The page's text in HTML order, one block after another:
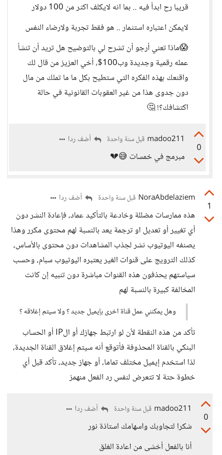
قريبا رح ابدأ فيه .. بما انه لايكلف اكثر من 100 دولار
لايمكن اعتباره استثمار .. هو فقط تجربة ولارضاء النفس
😱ماذا تعني أرجو أن تشرح لي بالتوضيح هل تريد أن تنشأ
عمله رقمية وجديدة وب100$، أخي العزيز من قال لك
واقنعك بهذه الفكره التي ستطيح بكل ما ما تملك من مال
دون جدوى هذا من غير العقوبات القانونية في حالة
اكتشافك؟! 🤔
0
madoo211 قبل سنة واحدة أضف ردا
مبرمج في خمسات 😅💔
1
NoraAbdelaziem قبل سنة واحدة أضف ردا
هذه ممارسات مضللة وخادعة بالتأكيد عماد، فإعادة النشر دون
أي تغيير أو تعديل او ترجمة يعد بالنسبة لهم محتوى مكرر وهذا
يصنفه اليوتيوب نشر لجذب المشاهدات دون محتوى بالأساس،
كذلك الترويج على قنوات الغير يعتبره اليوتيوب سبام، وحسب
سياستهم يحذفون هذه القنوات مباشرة دون تنبيه إن كانت
المخالفة كبيرة بالنسبة لهم
وهل يمكنني عمل قناة اخرى بإيميل جديد ؟ ولا سيتم إغلاقه ؟
تأكد من هذه النقطة لأن لو ارتبط جهازك أو الIP أو الحساب
البنكي بالقناة المحذوفة فأتوقع أنه سيتم إغلاق القناة الجديدة،
لذا استخدم إيميل مختلف تماما، أو جهاز جديد، تأكد قبل أي
خطوة حتة لا تتعرض لنفس رد الفعل منهمز
0
madoo211 قبل سنة واحدة أضف ردا
شكرا لتجاوبك واسهامك استاذة نور
أنا بالفعل أخشى من اعادة الغلق